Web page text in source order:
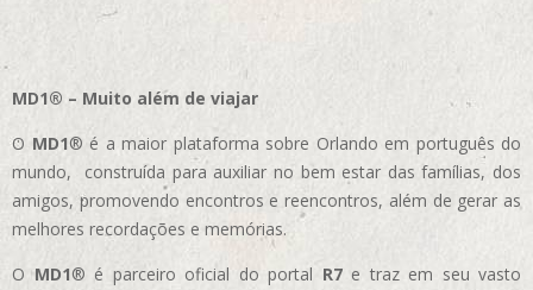
MD1® – Muito além de viajar
O MD1® é a maior plataforma sobre Orlando em português do
mundo, construída para auxiliar no bem estar das famílias, dos
amigos, promovendo encontros e reencontros, além de gerar as
melhores recordações e memórias.
OMD1® é parceiro oficial do portal R7e traz em seu vasto